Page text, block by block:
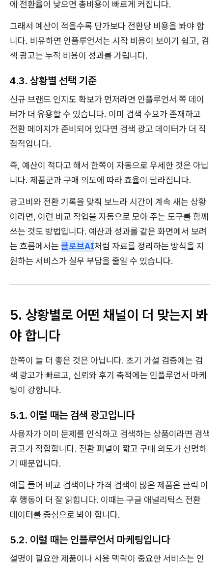
에 전환율이 낮으면 총비용이 빠르게 커집니다.
그래서 예산이 적을수록 단가보다 전환당 비용을 봐야 합
니다. 비유하면 인플루언서는 시작 비용이 보이기 쉽고, 검
색 광고는 누적 비용이 성과를 가립니다.
4.3. 상황별 선택 기준
신규 브랜드 인지도 확보가 먼저라면 인플루언서 쪽 데이
터가 더 유용할 수 있습니다. 이미 검색 수요가 존재하고
전환 페이지가 준비되어 있다면 검색 광고 데이터가 더 직
접적입니다.
즉, 예산이 적다고 해서 한쪽이 자동으로 우세한 것은 아닙
니다. 제품군과 구매 의도에 따라 효율이 달라집니다.
광고비와 전환 기록을 맞춰 보느라 시간이 계속 새는 상황
이라면, 이런 비교 작업을 자동으로 모아 주는 도구를 함께
쓰는 것도 방법입니다. 예산과 성과를 같은 화면에서 보려
는 흐름에서는 클로브AI처럼 자료를 정리하는 방식을 지
원하는 서비스가 실무 부담을 줄일 수 있습니다.
5. 상황별로 어떤 채널이 더 맞는지 봐
야 합니다
한쪽이 늘 더 좋은 것은 아닙니다. 초기 가설 검증에는 검
색 광고가 빠르고, 신뢰와 후기 축적에는 인플루언서 마케
팅이 강합니다.
5.1. 이럴 때는 검색 광고입니다
사용자가 이미 문제를 인식하고 검색하는 상품이라면 검색
광고가 적합합니다. 전환 퍼널이 짧고 구매 의도가 선명하
기 때문입니다.
예를 들어 비교 검색이나 가격 검색이 많은 제품은 클릭 이
후 행동이 더 잘 읽힙니다. 이때는 구글 애널리틱스 전환
데이터를 중심으로 봐야 합니다.
5.2. 이럴 때는 인플루언서 마케팅입니다
설명이 필요한 제품이나 사용 맥락이 중요한 서비스는 인